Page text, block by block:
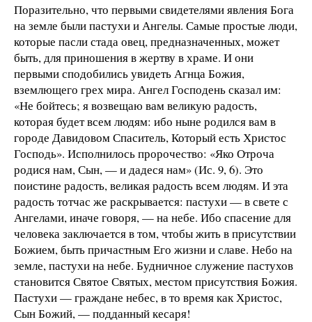
Поразительно, что первыми свидетелями явления Бога
на земле были пастухи и Ангелы. Самые простые люди,
которые пасли стада овец, предназначенных, может
быть, для приношения в жертву в храме. И они
первыми сподобились увидеть Агнца Божия,
вземлющего грех мира. Ангел Господень сказал им:
«Не бойтесь; я возвещаю вам великую радость,
которая будет всем людям: ибо ныне родился вам в
городе Давидовом Спаситель, Который есть Христос
Господь». Исполнилось пророчество: «Яко Отроча
родися нам, Сын, — и дадеся нам» (Ис. 9, 6). Это
поистине радость, великая радость всем людям. И эта
радость тотчас же раскрывается: пастухи — в свете с
Ангелами, иначе говоря, — на небе. Ибо спасение для
человека заключается в том, чтобы жить в присутствии
Божием, быть причастным Его жизни и славе. Небо на
земле, пастухи на небе. Будничное служение пастухов
становится Святое Святых, местом присутствия Божия.
Пастухи — граждане небес, в то время как Христос,
Сын Божий, — подданный кесаря!